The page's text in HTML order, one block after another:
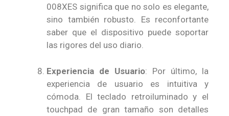
008XES significa que no solo es elegante,
sino también robusto. Es reconfortante
saber que el dispositivo puede soportar
las rigores del uso diario.
Experiencia de Usuario: Por último, la
experiencia de usuario es intuitiva y
cómoda. El teclado retroiluminado y el
touchpad de gran tamaño son detalles